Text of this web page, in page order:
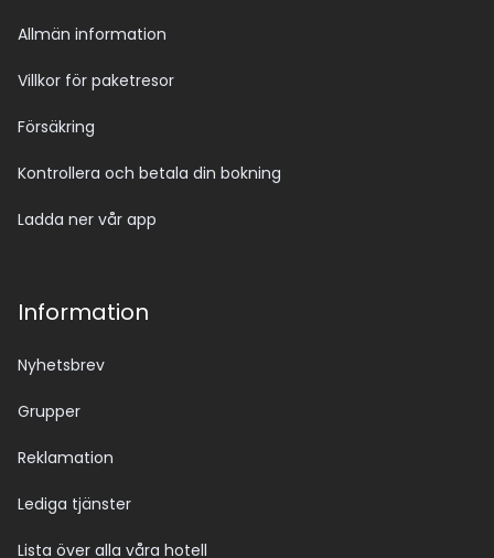
Allmän information
Villkor för paketresor
Försäkring
Kontrollera och betala din bokning
Ladda ner vår app
Information
Nyhetsbrev
Grupper
Reklamation
Lediga tjänster
Lista över alla våra hotell